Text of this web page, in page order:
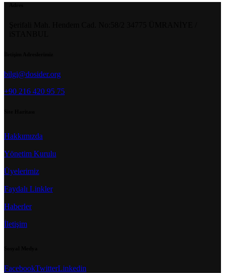
bilgi@dosider.org
+90 216 420 95 75
Hakkımızda
Yönetim Kurulu
Üyelerimiz
Faydalı Linkler
Haberler
İletişim
FacebookTwitterLinkedin